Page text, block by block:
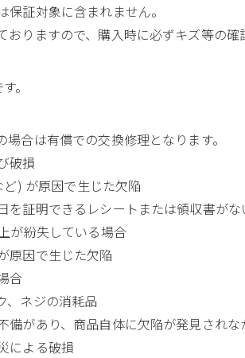
証対象に含まれません。
おりますので、購入時に必ずキズ等の確
。
合は有償での交換修理となります。
破損
) が原因で生じた欠陥
を証明できるレシートまたは領収書が
が紛失している場合
原因で生じた欠陥
合
、ネジの消耗品
備があり、商品自体に欠陥が発見され
による破損